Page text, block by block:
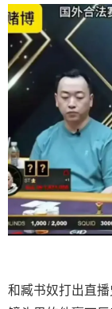
和臧书奴打出直播